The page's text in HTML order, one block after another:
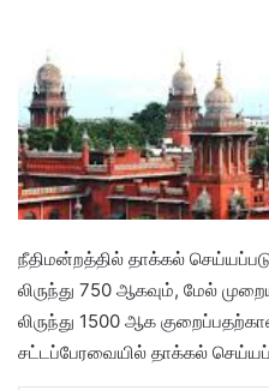
நீதிமன்றத்தில் தாக்கல்
லிருந்து 750 ஆகவும், மேல்
லிருந்து 1500 ஆக
சட்டப்பேரவையில் தாக்கல்